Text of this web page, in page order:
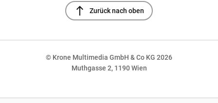
north Zurück nach oben
© Krone Multimedia GmbH & Co KG 2026
Muthgasse 2, 1190 Wien
NaN%